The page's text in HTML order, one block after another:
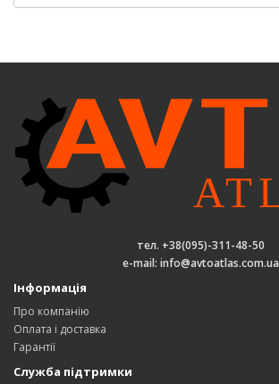
тел. +38(095)-311-48-50
e-mail: info@avtoatlas.com.ua
Інформація
Про компанію
Оплата і доставка
Гарантії
Служба підтримки